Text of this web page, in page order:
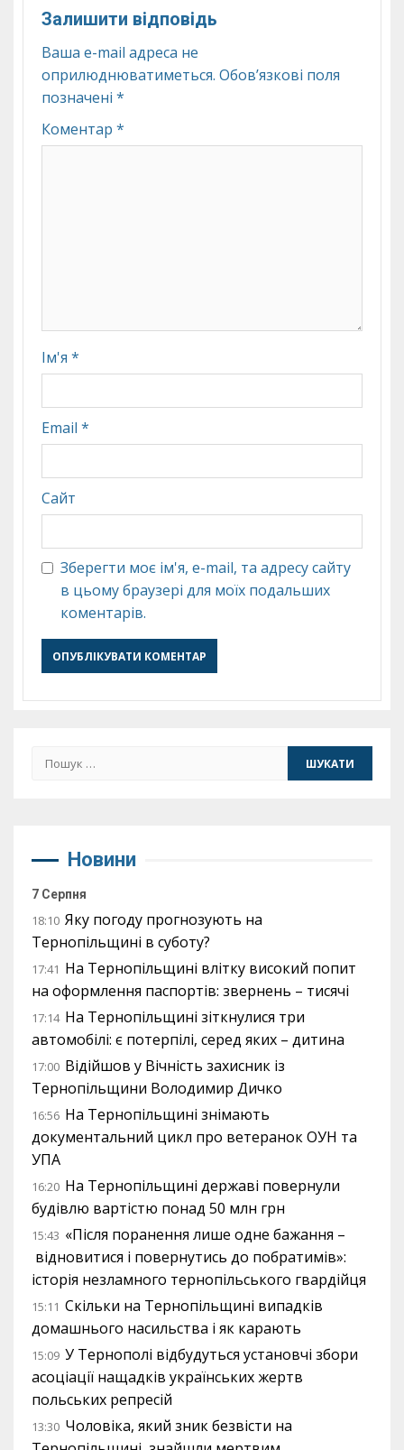
Залишити відповідь
Ваша e-mail адреса не
оприлюднюватиметься. Обов’язкові поля
позначені *
Коментар *
Ім'я *
Email *
Сайт
Зберегти моє ім'я, e-mail, та адресу сайту
в цьому браузері для моїх подальших
коментарів.
Пошук:
Новини
7 Серпня
18:10 Яку погоду прогнозують на
Тернопільщині в суботу?
17:41 На Тернопільщині влітку високий попит
на оформлення паспортів: звернень – тисячі
17:14 На Тернопільщині зіткнулися три
автомобілі: є потерпілі, серед яких – дитина
17:00 Відійшов у Вічність захисник із
Тернопільщини Володимир Дичко
16:56 На Тернопільщині знімають
документальний цикл про ветеранок ОУН та
УПА
16:20 На Тернопільщині державі повернули
будівлю вартістю понад 50 млн грн
15:43 «Після поранення лише одне бажання –
відновитися і повернутись до побратимів»:
історія незламного тернопільського гвардійця
15:11 Скільки на Тернопільщині випадків
домашнього насильства і як карають
15:09 У Тернополі відбудуться установчі збори
асоціації нащадків українських жертв
польських репресій
13:30 Чоловіка, який зник безвісти на